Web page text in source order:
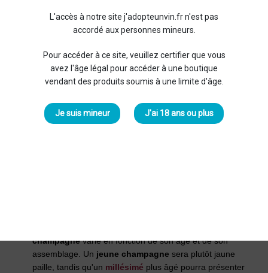
L'accès à notre site j'adopteunvin.fr n'est pas
accordé aux personnes mineurs.
Pour accéder à ce site, veuillez certifier que vous
avez l'âge légal pour accéder à une boutique
vendant des produits soumis à une limite d'âge.
Je suis mineur J'ai 18 ans ou plus
champagne.
L’examen visuel
La première impression d'unchampagnese fait par la
bulleset lacouleursont de précieux indicateurs de sa
Les bulles: Un bonchampagnese distingue par des
champagnevarie en fonction de son âge et de son
assemblage. Un jeune champagne sera plutôt jaune
paille, tandis qu'un millésimé plus âgé pourra présenter